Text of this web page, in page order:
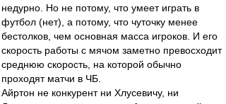
недурно. Но не потому, что умеет играть в
футбол (нет), а потому, что чуточку менее
бестолков, чем основная масса игроков. И его
скорость работы с мячом заметно превосходит
среднюю скорость, на которой обычно
проходят матчи в ЧБ.
Айртон не конкурент ни Хлусевичу, ни